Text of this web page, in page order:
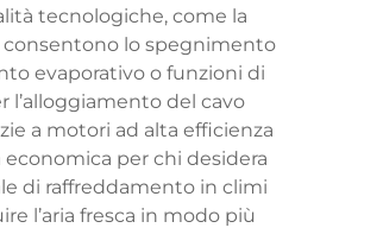
tecnologiche, come la
lo spegnimento
evaporativo o funzioni di
l’alloggiamento del cavo
a motori ad alta efficienza
per chi desidera
di raffreddamento in climi
l’aria fresca in modo più